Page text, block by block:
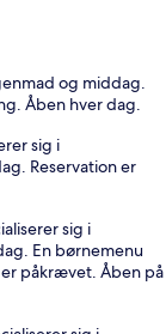
og middag.
Åben hver dag.
sig i
Reservation er
sig i
En børnemenu
påkrævet. Åben på